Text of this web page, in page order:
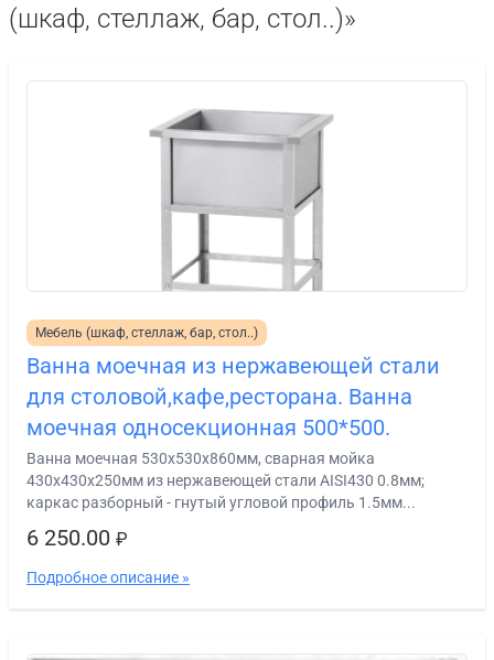
(шкаф, стеллаж, бар, стол..)»
Мебель (шкаф, стеллаж, бар, стол..)
Ванна моечная из нержавеющей стали
для столовой,кафе,ресторана. Ванна
моечная односекционная 500*500.
Ванна моечная 530х530х860мм, сварная мойка
430х430х250мм из нержавеющей стали AISI430 0.8мм;
каркас разборный - гнутый угловой профиль 1.5мм...
6 250.00 ₽
Подробное описание »